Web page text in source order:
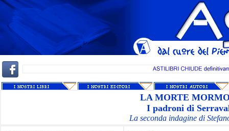
LA MORTE
I padroni di
La seconda indagine di